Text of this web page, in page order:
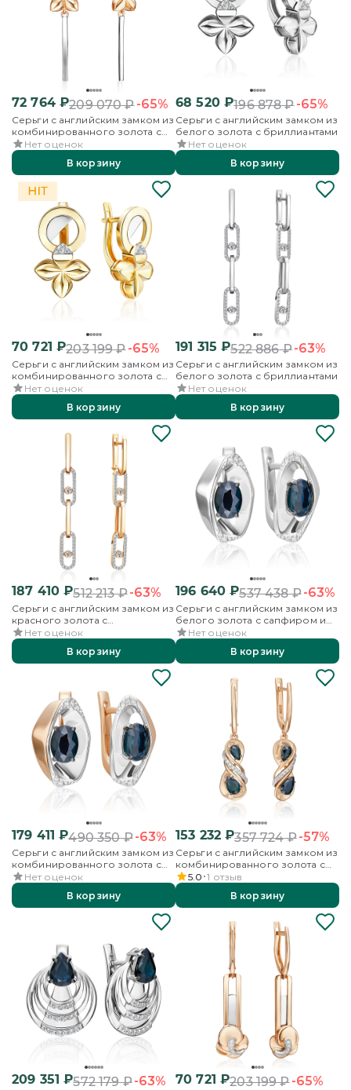
72 764₽209 070₽-65%
Серьги с английским замком из
комбинированного золота с
бриллиантами
Нет оценок
В корзину
68 520₽196 878₽-65%
Серьги с английским замком из
белого золота с бриллиантами
Нет оценок
В корзину
70 721 ₽203 199₽-65%
Серьги с английским замком из
комбинированного золота с
бриллиантами
Нет оценок
В корзину
191 315 ₽522 886₽-63%
Серьги с английским замком из
белого золота с бриллиантами
Нет оценок
В корзину
187 410 ₽512 213₽-63%
Серьги с английским замком из
красного золота с
бриллиантами
Нет оценок
В корзину
196 640 ₽537 438₽-63%
Серьги с английским замком из
белого золота с сапфиром и
бриллиантами
Нет оценок
В корзину
179 411 ₽490 350₽-63%
Серьги с английским замком из
комбинированного золота с
сапфиром и бриллиантами
Нет оценок
В корзину
153 232 ₽357 724₽-57%
Серьги с английским замком из
комбинированного золота с
сапфирами и бриллиантами
5.0 1 отзыв
В корзину
209 351 ₽572 179₽-63% 70 721 ₽203 199₽-65%